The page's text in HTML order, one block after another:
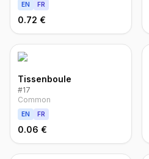
EN FR
0.72 €
Tissenboule
#17
Common
EN FR
0.06 €